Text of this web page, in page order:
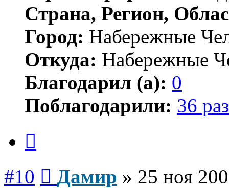
Страна, Регион,
Город: Набережные
Откуда: Набережные
Благодарил (а): 0
Поблагодарили: 36 раз
#10 Дамир » 25 ноя